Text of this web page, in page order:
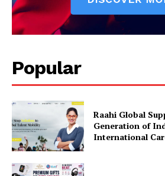
Popular
Raahi Global
Generation of
International